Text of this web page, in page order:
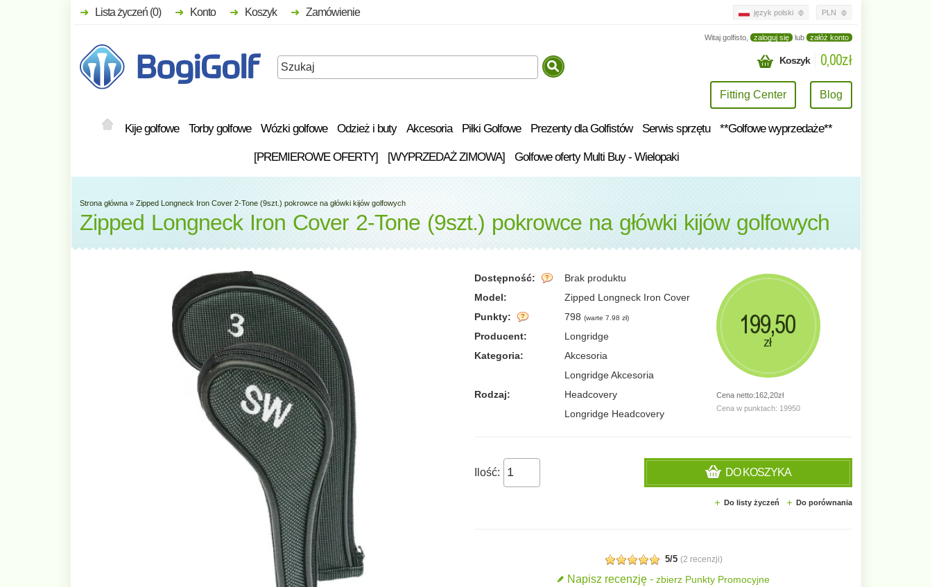
Witaj golfisto, zaloguj się lub załóż konto
Koszyk 0,00zł
Fitting Center Blog
Kije golfowe Torby golfowe Wózki golfowe Odzież i buty Akcesoria Piłki Golfowe Prezenty dla Golfistów Serwis sprzętu **Golfowe wyprzedaże**
[PREMIEROWE OFERTY] [WYPRZEDAŻ ZIMOWA] Golfowe oferty Multi Buy - Wielopaki
Lista życzeń (0) Konto Koszyk Zamówienie język polski PLN
Strona główna » Zipped Longneck Iron Cover 2-Tone (9szt.) pokrowce na główki kijów golfowych
Zipped Longneck Iron Cover 2-Tone (9szt.) pokrowce na główki kijów golfowych
Dostępność:
Brak produktu
Model:
Zipped Longneck Iron Cover
Punkty:
798 (warte 7.98 zł)
Producent:
Longridge
Kategoria:
Akcesoria
Longridge Akcesoria
Rodzaj:
Headcovery
Longridge Headcovery
Cena netto:162,20zł
Cena w punktach: 19950
199,50
zł
Ilość: DO KOSZYKA
Do listy życzeń Do porównania
5/5 (2 recenzji)
Napisz recenzję - zbierz Punkty Promocyjne